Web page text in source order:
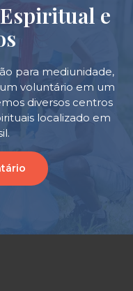
e
para mediunidade,
voluntário em um
diversos centros
localizado em